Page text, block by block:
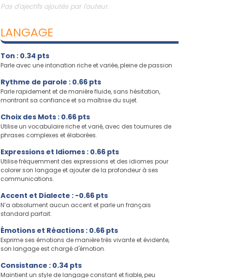
Pas d'ajectifs ajoutés par l'auteur.
LANGAGE
Ton : 0.34 pts
Parle avec une intonation riche et variée, pleine de passion
Rythme de parole : 0.66 pts
Parle rapidement et de manière fluide, sans hésitation,
montrant sa confiance et sa maîtrise du sujet.
Choix des Mots : 0.66 pts
Utilise un vocabulaire riche et varié, avec des tournures de
phrases complexes et élaborées.
Expressions et Idiomes : 0.66 pts
Utilise fréquemment des expressions et des idiomes pour
colorer son langage et ajouter de la profondeur à ses
communications.
Accent et Dialecte : -0.66 pts
N’a absolument aucun accent et parle un français
standard parfait.
Émotions et Réactions : 0.66 pts
Exprime ses émotions de manière très vivante et évidente,
son langage est chargé d'émotion.
Consistance : 0.34 pts
Maintient un style de langage constant et fiable, peu